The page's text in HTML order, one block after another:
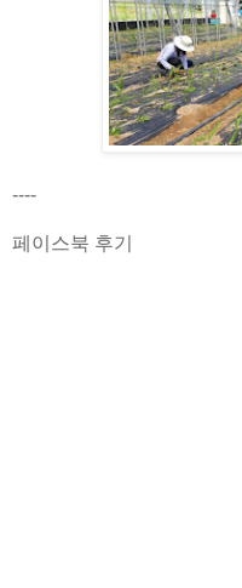
----
페이스북 후기